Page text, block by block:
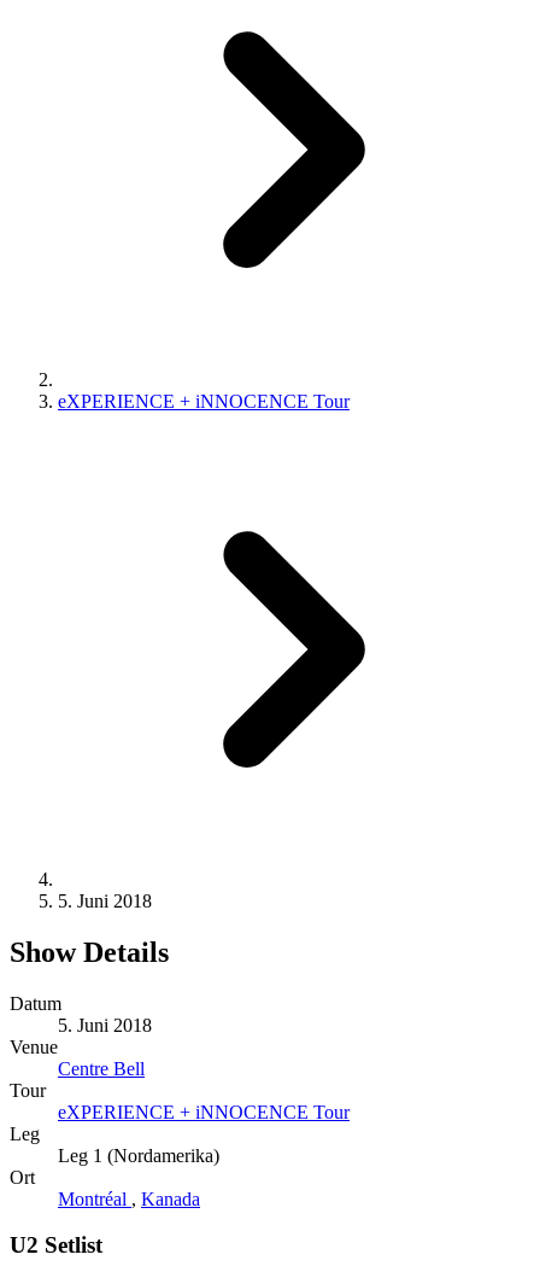
eXPERIENCE + iNNOCENCE Tour
5. Juni 2018
Show Details
Datum
5. Juni 2018
Venue
Centre Bell
Tour
eXPERIENCE + iNNOCENCE Tour
Leg
Leg 1 (Nordamerika)
Ort
Montréal , Kanada
U2 Setlist